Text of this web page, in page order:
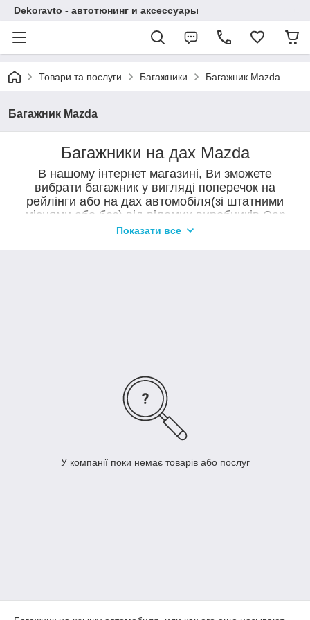
Dekoravto - автотюнинг и аксессуары
Товари та послуги Багажники Багажник Mazda
Багажник Mazda
Багажники на дах Mazda
В нашому інтернет магазині, Ви зможете
вибрати багажник у вигляді поперечок на
рейлінги або на дах автомобіля(зі штатними
місцями або без) від відомих виробників Can
Otomotiv, Erkul, DesnaAvto.
Показати все
У компанії поки немає товарів або послуг